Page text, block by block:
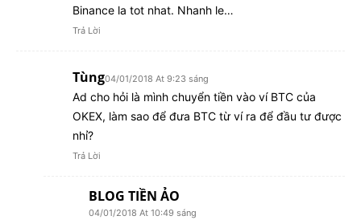
Binance la tot nhat. Nhanh le…
Trả Lời
Tùng04/01/2018 At 9:23 sáng
Ad cho hỏi là mình chuyển tiền vào ví BTC của
OKEX, làm sao để đưa BTC từ ví ra để đầu tư được
nhỉ?
Trả Lời
BLOG TIỀN ẢO
04/01/2018 At 10:49 sáng